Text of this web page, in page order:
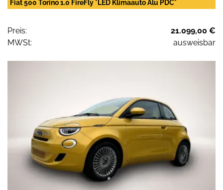
Fiat 500 Torino 1.0 FireFly *LED Klimaauto Alu PDC*
Preis:
21.099,00 €
MWSt:
ausweisbar